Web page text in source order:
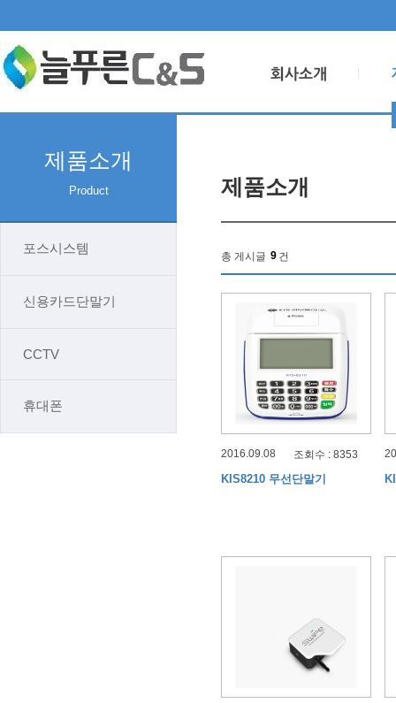
제품소개
Product
포스시스템
신용카드단말기
CCTV
휴대폰
제품소개
총 게시글 9 건
2016.09.08 조회수 : 8353
KIS8210 무선단말기